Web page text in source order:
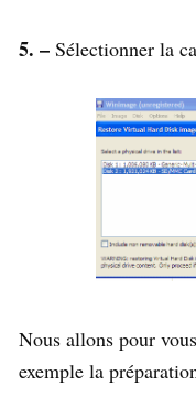
5. – Sélectionner la
Nous allons pour
exemple la